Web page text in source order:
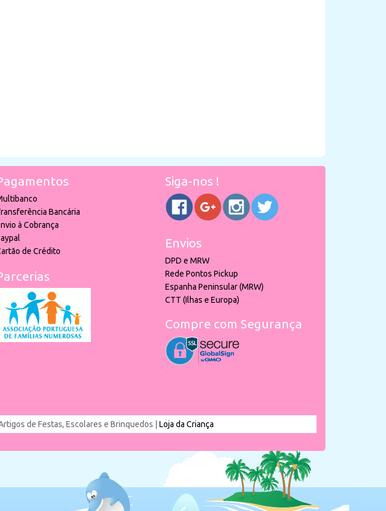
Bancária
à Cobrança
de Crédito
Siga-nos !
Envios
DPD e MRW
Rede Pontos Pickup
Espanha Peninsular (MRW)
CTT (Ilhas e Europa)
Compre com Segurança
de Festas, Escolares e Brinquedos | Loja da Criança